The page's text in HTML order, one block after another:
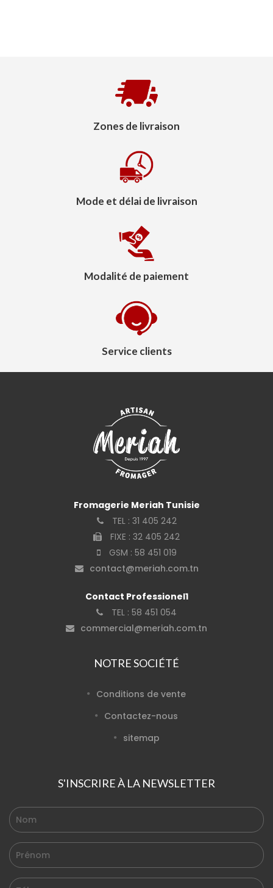
Zones de livraison
Mode et délai de livraison
Modalité de paiement
Service clients
Fromagerie Meriah Tunisie
TEL : 31 405 242
FIXE : 32 405 242
GSM : 58 451 019
contact@meriah.com.tn
Contact Professionel1
TEL : 58 451 054
commercial@meriah.com.tn
NOTRE SOCIÉTÉ
Conditions de vente
Contactez-nous
sitemap
S'INSCRIRE À LA NEWSLETTER